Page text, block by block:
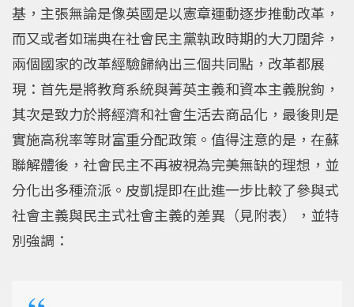
基，主張無論是像英國是以憲章運動逐步推動改革，
而又或者如瑞典在社會民主黨執政時期的大刀闊斧，
兩個國家的改革經驗歸納出三個共同點，改革都展
現：首先是將教育系統與菁英主義和資本主義脫鉤，
其次是致力於將經濟和社會生活去商品化，最後則是
實施高稅率等財富重分配政策。值得注意的是，在蘇
聯解體後，社會民主不再被視為完美無缺的理想，並
分化出多種流派。皮凱提即在此進一步比較了參與式
社會主義與民主式社會主義的差異（見附表），並特
別強調：